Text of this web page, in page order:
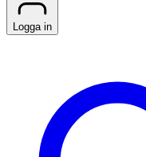
Logga in